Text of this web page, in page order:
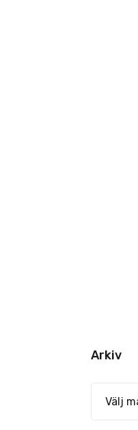
Arkiv